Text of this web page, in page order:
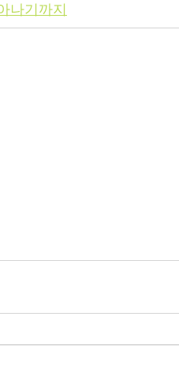
나기까지